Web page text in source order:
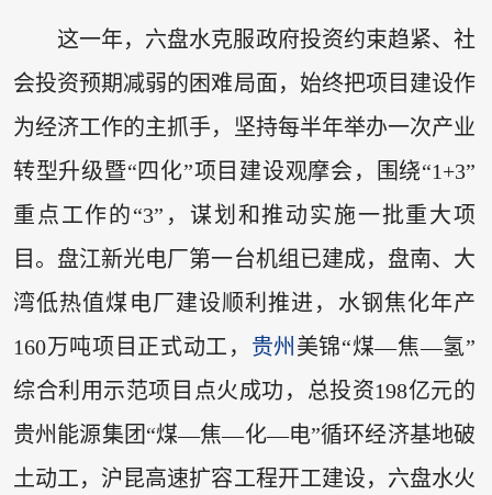
这一年，六盘水克服政府投资约束趋紧、社
会投资预期减弱的困难局面，始终把项目建设作
为经济工作的主抓手，坚持每半年举办一次产业
转型升级暨“四化”项目建设观摩会，围绕“1+3”
重点工作的“3”，谋划和推动实施一批重大项
目。盘江新光电厂第一台机组已建成，盘南、大
湾低热值煤电厂建设顺利推进，水钢焦化年产
160万吨项目正式动工， 贵州 美锦“煤—焦—氢”
综合利用示范项目点火成功，总投资198亿元的
贵州能源集团“煤—焦—化—电”循环经济基地破
土动工，沪昆高速扩容工程开工建设，六盘水火